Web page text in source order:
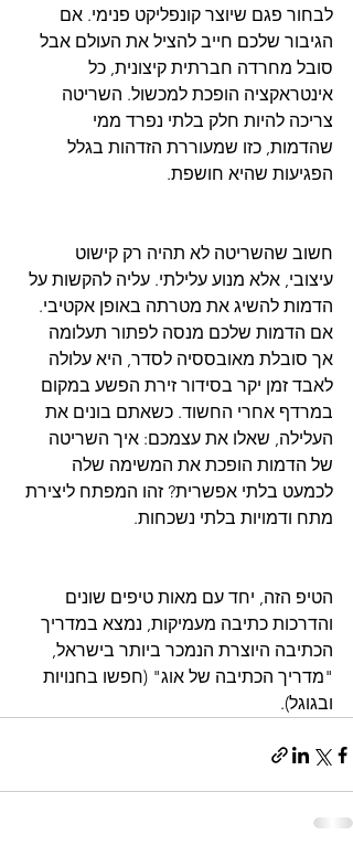
לבחור פגם שיוצר קונפליקט פנימי. אם
הגיבור שלכם חייב להציל את העולם אבל
סובל מחרדה חברתית קיצונית, כל
אינטראקציה הופכת למכשול. השריטה
צריכה להיות חלק בלתי נפרד ממי
שהדמות, כזו שמעוררת הזדהות בגלל
חשוב שהשריטה לא תהיה רק קישוט
עיצובי, אלא מנוע עלילתי. עליה להקשות על
הדמות להשיג את מטרתה באופן אקטיבי.
אם הדמות שלכם מנסה לפתור תעלומה
אך סובלת מאובססיה לסדר, היא עלולה
לאבד זמן יקר בסידור זירת הפשע במקום
במרדף אחרי החשוד. כשאתם בונים את
העלילה, שאלו את עצמכם: איך השריטה
של הדמות הופכת את המשימה שלה
לכמעט בלתי אפשרית? זהו המפתח ליצירת
הטיפ הזה, יחד עם מאות טיפים שונים
והדרכות כתיבה מעמיקות, נמצא במדריך
הכתיבה היוצרת הנמכר ביותר בישראל,
"מדריך הכתיבה של אוג" (חפשו בחנויות
ובגוגל).